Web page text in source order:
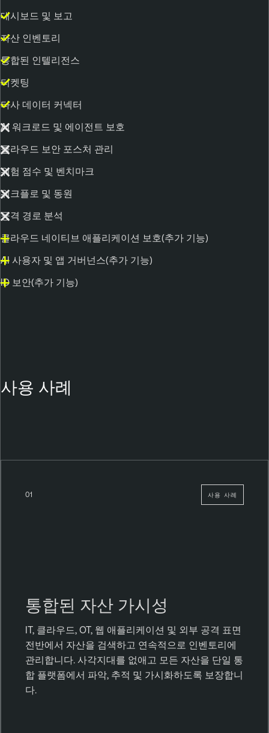
대시보드 및 보고
자산 인벤토리
통합된 인텔리전스
티켓팅
타사 데이터 커넥터
AI 워크로드 및 에이전트 보호
클라우드 보안 포스처 관리
위험 점수 및 벤치마크
워크플로 및 동원
공격 경로 분석
클라우드 네이티브 애플리케이션 보호(추가 기능)
AI 사용자 및 앱 거버넌스(추가 기능)
ID 보안(추가 기능)
사용 사례
01 사용 사례
통합된 자산 가시성
IT, 클라우드, OT, 웹 애플리케이션 및 외부 공격 표면
전반에서 자산을 검색하고 연속적으로 인벤토리에
관리합니다. 사각지대를 없애고 모든 자산을 단일 통
합 플랫폼에서 파악, 추적 및 가시화하도록 보장합니
다.